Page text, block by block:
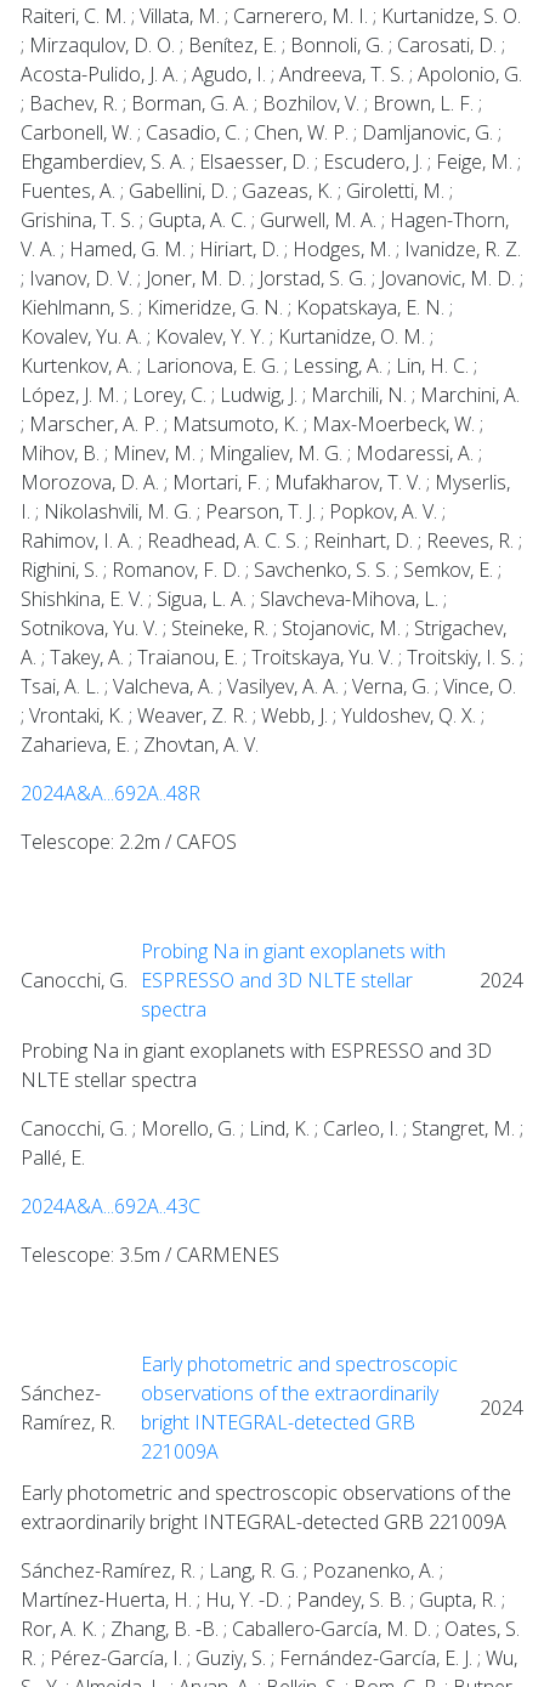
Raiteri, C. M. ; Villata, M. ; Carnerero, M. I. ; Kurtanidze, S. O.
; Mirzaqulov, D. O. ; Benítez, E. ; Bonnoli, G. ; Carosati, D. ;
Acosta-Pulido, J. A. ; Agudo, I. ; Andreeva, T. S. ; Apolonio, G.
; Bachev, R. ; Borman, G. A. ; Bozhilov, V. ; Brown, L. F. ;
Carbonell, W. ; Casadio, C. ; Chen, W. P. ; Damljanovic, G. ;
Ehgamberdiev, S. A. ; Elsaesser, D. ; Escudero, J. ; Feige, M. ;
Fuentes, A. ; Gabellini, D. ; Gazeas, K. ; Giroletti, M. ;
Grishina, T. S. ; Gupta, A. C. ; Gurwell, M. A. ; Hagen-Thorn,
V. A. ; Hamed, G. M. ; Hiriart, D. ; Hodges, M. ; Ivanidze, R. Z.
; Ivanov, D. V. ; Joner, M. D. ; Jorstad, S. G. ; Jovanovic, M. D. ;
Kiehlmann, S. ; Kimeridze, G. N. ; Kopatskaya, E. N. ;
Kovalev, Yu. A. ; Kovalev, Y. Y. ; Kurtanidze, O. M. ;
Kurtenkov, A. ; Larionova, E. G. ; Lessing, A. ; Lin, H. C. ;
López, J. M. ; Lorey, C. ; Ludwig, J. ; Marchili, N. ; Marchini, A.
; Marscher, A. P. ; Matsumoto, K. ; Max-Moerbeck, W. ;
Mihov, B. ; Minev, M. ; Mingaliev, M. G. ; Modaressi, A. ;
Morozova, D. A. ; Mortari, F. ; Mufakharov, T. V. ; Myserlis,
I. ; Nikolashvili, M. G. ; Pearson, T. J. ; Popkov, A. V. ;
Rahimov, I. A. ; Readhead, A. C. S. ; Reinhart, D. ; Reeves, R. ;
Righini, S. ; Romanov, F. D. ; Savchenko, S. S. ; Semkov, E. ;
Shishkina, E. V. ; Sigua, L. A. ; Slavcheva-Mihova, L. ;
Sotnikova, Yu. V. ; Steineke, R. ; Stojanovic, M. ; Strigachev,
A. ; Takey, A. ; Traianou, E. ; Troitskaya, Yu. V. ; Troitskiy, I. S. ;
Tsai, A. L. ; Valcheva, A. ; Vasilyev, A. A. ; Verna, G. ; Vince, O.
; Vrontaki, K. ; Weaver, Z. R. ; Webb, J. ; Yuldoshev, Q. X. ;
Zaharieva, E. ; Zhovtan, A. V.
2024A&A...692A..48R
Telescope: 2.2m / CAFOS
Canocchi, G.
Probing Na in giant exoplanets with
ESPRESSO and 3D NLTE stellar
spectra
2024
Probing Na in giant exoplanets with ESPRESSO and 3D
NLTE stellar spectra
Canocchi, G. ; Morello, G. ; Lind, K. ; Carleo, I. ; Stangret, M. ;
Pallé, E.
2024A&A...692A..43C
Telescope: 3.5m / CARMENES
Sánchez-
Ramírez, R.
Early photometric and spectroscopic
observations of the extraordinarily
bright INTEGRAL-detected GRB
221009A
2024
Early photometric and spectroscopic observations of the
extraordinarily bright INTEGRAL-detected GRB 221009A
Sánchez-Ramírez, R. ; Lang, R. G. ; Pozanenko, A. ;
Martínez-Huerta, H. ; Hu, Y. -D. ; Pandey, S. B. ; Gupta, R. ;
Ror, A. K. ; Zhang, B. -B. ; Caballero-García, M. D. ; Oates, S.
R. ; Pérez-García, I. ; Guziy, S. ; Fernández-García, E. J. ; Wu,